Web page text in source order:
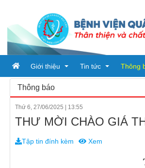
Giới thiệu
Tổ chức bệnh viện
Tin tức
Tin tức
Thông
Thông báo
Thứ 6, 27/06/2025 13:55
THƯ MỜI CHÀO GIÁ
Tập tin đính kèm Xem